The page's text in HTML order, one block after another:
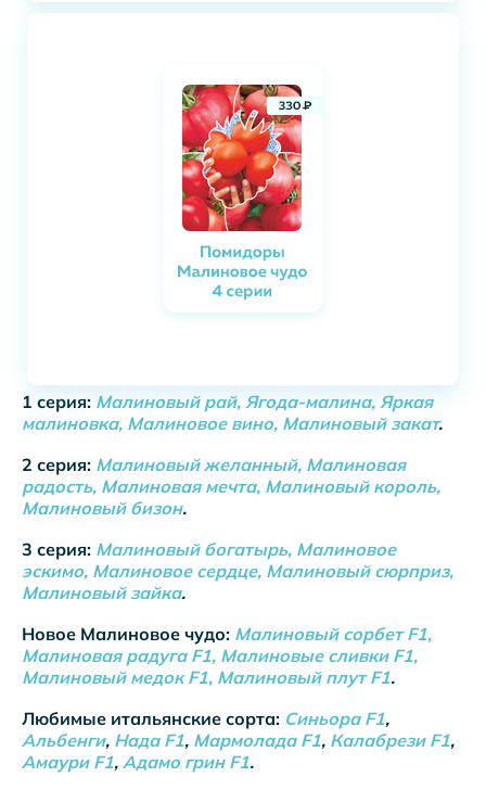
1 серия: Малиновый рай, Ягода-малина, Яркая
малиновка, Малиновое вино, Малиновый закат.
2 серия: Малиновый желанный, Малиновая
радость, Малиновая мечта, Малиновый король,
Малиновый бизон.
3 серия: Малиновый богатырь, Малиновое
эскимо, Малиновое сердце, Малиновый сюрприз,
Малиновый зайка.
Новое Малиновое чудо: Малиновый сорбет F1,
Малиновая радуга F1, Малиновые сливки F1,
Малиновый медок F1, Малиновый плут F1.
Любимые итальянские сорта: Синьора F1,
Альбенги, Нада F1, Мармолада F1, Калабрези F1,
Амаури F1, Адамо грин F1.